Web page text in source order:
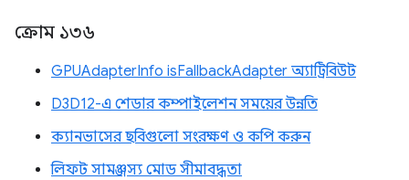
ক্রোম ১৩৬
GPUAdapterInfo isFallbackAdapter অ্যাট্রিবিউট
D3D12-এ শেডার কম্পাইলেশন সময়ের উন্নতি
ক্যানভাসের ছবিগুলো সংরক্ষণ ও কপি করুন
লিফট সামঞ্জস্য মোড সীমাবদ্ধতা